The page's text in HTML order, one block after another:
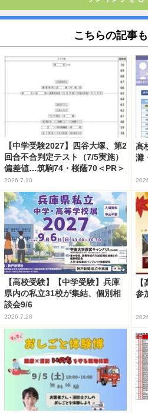
こちらの記事
【中学受験2027】四谷大塚、第2
回合不合判定テスト（7/5実施）
偏差値…筑駒74・桜蔭70＜PR＞
2026.7.10
高
灘
【高校受験】【中学受験】兵庫
県内の私立31校が集結、個別相
談会9/6
2026.7.28
参